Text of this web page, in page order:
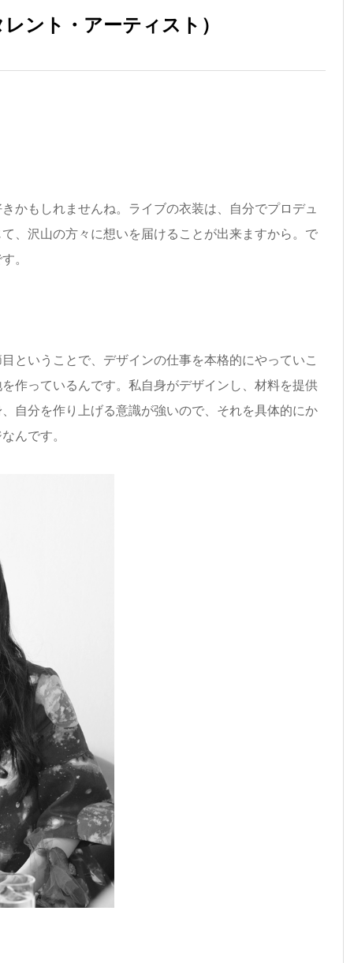
ント・アーティスト）
かもしれませんね。ライブの衣装は、自分でプロデュ
、沢山の方々に想いを届けることが出来ますから。で
。
ということで、デザインの仕事を本格的にやっていこ
作っているんです。私自身がデザインし、材料を提供
自分を作り上げる意識が強いので、それを具体的にか
んです。